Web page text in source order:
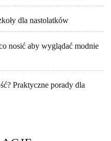
dla nastolatków
nosić aby wyglądać modnie
Praktyczne porady dla